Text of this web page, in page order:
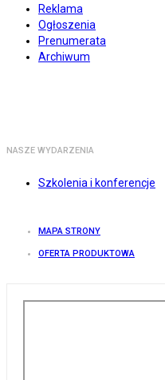
Reklama
Ogłoszenia
Prenumerata
Archiwum
NASZE WYDARZENIA
Szkolenia i konferencje
MAPA STRONY
OFERTA PRODUKTOWA